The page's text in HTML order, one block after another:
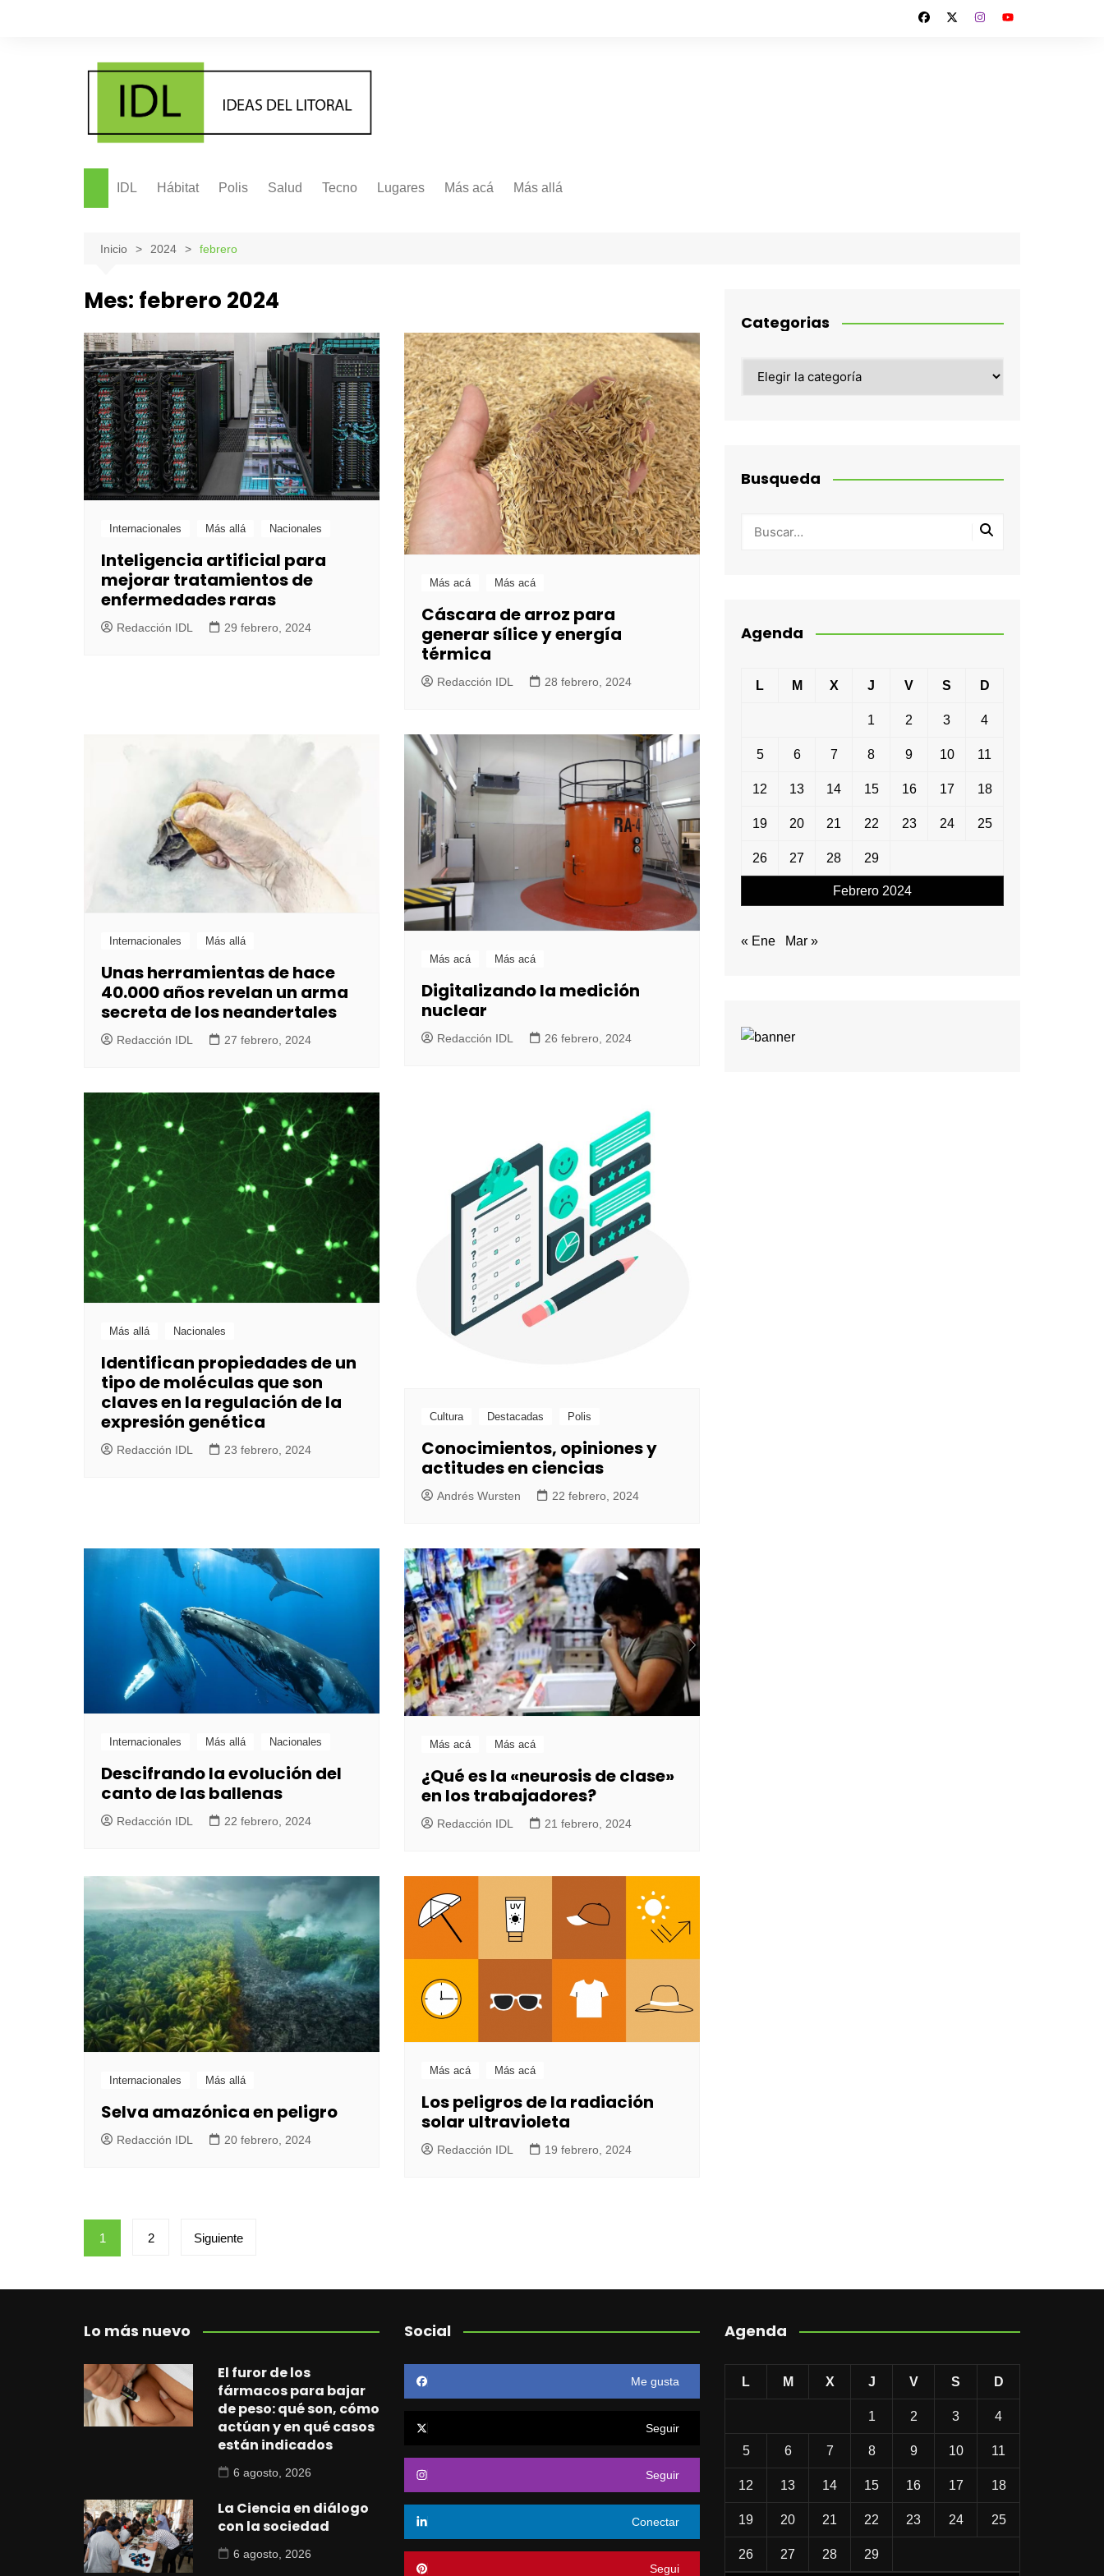
IDL Hábitat Polis Salud Tecno Lugares Más acá Más allá
Inicio 2024 febrero
Mes: febrero 2024
Internacionales Más allá Nacionales
Inteligencia artificial para
mejorar tratamientos de
enfermedades raras
Redacción IDL 29 febrero, 2024
Más acá Más acá
Cáscara de arroz para
generar sílice y energía
térmica
Redacción IDL 28 febrero, 2024
Internacionales Más allá
Unas herramientas de hace
40.000 años revelan un arma
secreta de los neandertales
Redacción IDL 27 febrero, 2024
Más acá Más acá
Digitalizando la medición
nuclear
Redacción IDL 26 febrero, 2024
Más allá Nacionales
Identifican propiedades de un
tipo de moléculas que son
claves en la regulación de la
expresión genética
Redacción IDL 23 febrero, 2024
Cultura Destacadas Polis
Conocimientos, opiniones y
actitudes en ciencias
Andrés Wursten 22 febrero, 2024
Internacionales Más allá Nacionales
Descifrando la evolución del
canto de las ballenas
Redacción IDL 22 febrero, 2024
Más acá Más acá
¿Qué es la «neurosis de clase»
en los trabajadores?
Redacción IDL 21 febrero, 2024
Internacionales Más allá
Selva amazónica en peligro
Redacción IDL 20 febrero, 2024
Más acá Más acá
Los peligros de la radiación
solar ultravioleta
Redacción IDL 19 febrero, 2024
Paginación
de
entradas
1 2 Siguiente
Categorias
Busqueda
Agenda
Febrero 2024
L M X J V S D
1 2 3 4
5 6 7 8 9 10 11
12 13 14 15 16 17 18
19 20 21 22 23 24 25
26 27 28 29
« Ene Mar »
Lo más nuevo
El furor de los
fármacos para bajar
de peso: qué son, cómo
actúan y en qué casos
están indicados
6 agosto, 2026
La Ciencia en diálogo
con la sociedad
6 agosto, 2026
Social
Me gusta
Seguir
Seguir
Conectar
Segui
Agenda
L M X J V S D
1 2 3 4
5 6 7 8 9 10 11
12 13 14 15 16 17 18
19 20 21 22 23 24 25
26 27 28 29